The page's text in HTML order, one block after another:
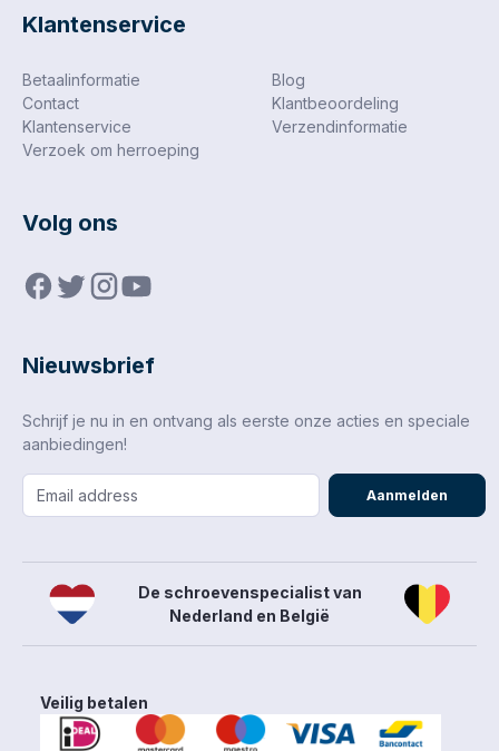
Klantenservice
Betaalinformatie
Blog
Contact
Klantbeoordeling
Klantenservice
Verzendinformatie
Verzoek om herroeping
Volg ons
Nieuwsbrief
Schrijf je nu in en ontvang als eerste onze acties en speciale
aanbiedingen!
Aanmelden
De schroevenspecialist van
Nederland en België
Veilig betalen